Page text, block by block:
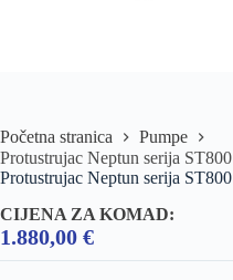
Početna stranica
Pumpe
Protustrujac Neptun serija ST800
Protustrujac Neptun serija ST800
CIJENA ZA KOMAD:
1.880,00 €